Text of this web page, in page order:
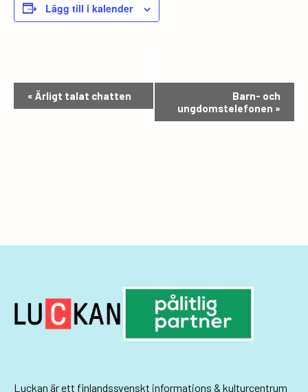
Lägg till i kalender
a
-
« Ärligt talat chatten
Barn- och
ungdomstelefonen »
Luckan är ett finlandssvenskt informations & kulturcentrum